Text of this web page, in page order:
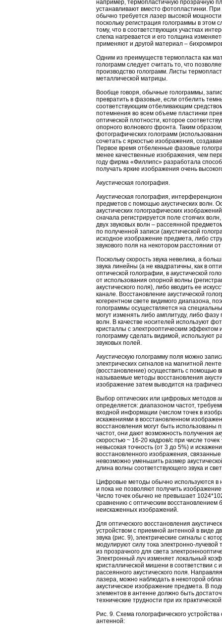
например, термопластичную прозрачную
устанавливают вместо фотопластинки.
обычно требуется лазер высокой
поскольку регистрация голограммы в этом
тому, что в соответствующих участках
слегка нагревается и его толщина
применяют и другой материал –
Одним из преимуществ термопласта как
голограмм следует считать то, что
производство голограмм. Листы
металлической матрицы.
Вообще говоря, обычные голограммы,
превратить в фазовые, если отбелить
соответствующим отбеливающим
потемнения во всем объеме пластинки
оптической плотности, которое
опорного волнового фронта. Таким
фотографических голограмм
сочетать с яркостью изображения,
Первое время отбеленные фазовые
менее качественные изображения, чем
году фирма «Филлипс» разработала
получать яркие изображения очень
Акустическая голография.
Акустическая голография,
предметов с помощью акустических волн.
акустических голографических
сначала регистрируется поле стоячих
двух звуковых волн – рассеянной
по полученной записи (акустической
исходное изображение предмета, либо
звукового поля на некотором расстоянии от
Поскольку скорость звука невелика, а
звука линейны (а не квадратичны, как в
оптической голографии, в акустической
от использования опорной волны
акустического поля), либо вводить ее
канале. Восстановление акустической
когерентном свете видимого диапазона,
голограммы осуществляется на
могут изменять либо амплитуду, либо
волн. В качестве носителей используют
кристаллы с электрооптическим эффектом
голограмму сделать видимой, используют
звуковых полей.
Акустическую голограмму поля можно
электрических сигналов на магнитной
(восстановление) осуществить с помощью
называемые методы восстановления
изображение затем выводится на
Выбор оптических или цифровых методов
определяется: диапазоном частот,
входной информации (числом точек в
искажениями в восстановленном
восстановления могут быть использованы
частот, они дают возможность получения
скоростью ~ 16-20 кадров/с при числе
невысокая точность (от 3 до 5%) и
восстановленного изображения, связанные
невозможно уменьшить размер
длина волны соответствующего звука и
Цифровые методы обычно используются в
и пока не позволяют получить
Число точек обычно не превышает
сравнению с оптическим восстановлением
неискаженных изображений.
Для оптического восстановления
устройством с приемной антенной в виде
звука (рис. 9), электрические сигналы с
модулируют силу тока электронно-
из прозрачного для света
Электронный луч изменяет локальный
кристаллической мишени в соответствии
рассеянного акустического поля.
лазера, можно наблюдать в некоторой
акустическое изображение предмета. В
элементов в антенне должно быть
технические трудности при их
Рис. 9. Схема голографического
антенной: